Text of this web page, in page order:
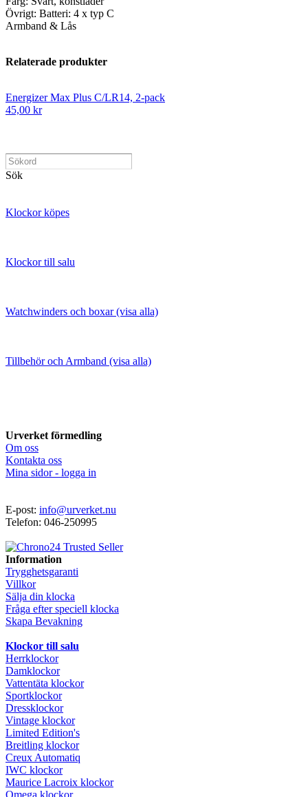
Övrigt: Batteri: 4 x typ C
Armband & Lås
Relaterade produkter
Energizer Max Plus C/LR14, 2-pack
45,00 kr
Sök
Klockor köpes
Klockor till salu
Watchwinders och boxar (visa alla)
Tillbehör och Armband (visa alla)
Urverket förmedling
Om oss
Kontakta oss
Mina sidor - logga in
E-post: info@urverket.nu
Telefon: 046-250995
Information
Trygghetsgaranti
Villkor
Sälja din klocka
Fråga efter speciell klocka
Skapa Bevakning
Klockor till salu
Herrklockor
Damklockor
Vattentäta klockor
Sportklockor
Dressklockor
Vintage klockor
Limited Edition's
Breitling klockor
Creux Automatiq
IWC klockor
Maurice Lacroix klockor